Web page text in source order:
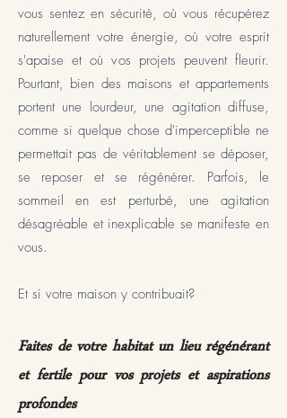
vous sentez en sécurité, où vous récupérez
naturellement votre énergie, où votre esprit
s'apaise et où vos projets peuvent fleurir.
Pourtant, bien des maisons et appartements
portent une lourdeur, une agitation diffuse,
comme si quelque chose d'imperceptible ne
permettait pas de véritablement se déposer,
se reposer et se régénérer. Parfois, le
sommeil en est perturbé, une agitation
désagréable et inexplicable se manifeste en
vous.
Et si votre maison y contribuait?
Faites de votre habitat un lieu régénérant
et fertile pour vos projets et aspirations
profondes